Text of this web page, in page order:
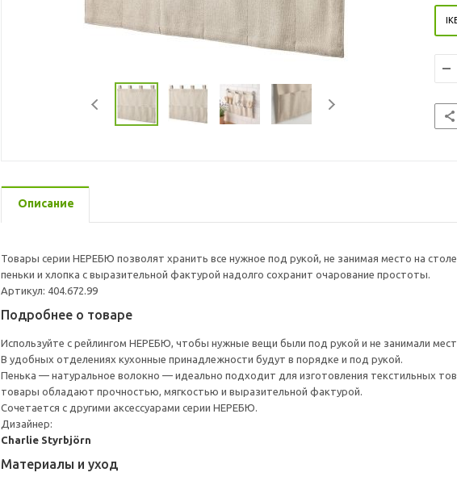
Описание
Товары серии НЕРЕБЮ позволят хранить все нужное под рукой, не занимая место на
пеньки и хлопка с выразительной фактурой надолго сохранит очарование простоты.
Артикул: 404.672.99
Подробнее о товаре
Используйте с рейлингом НЕРЕБЮ, чтобы нужные вещи были под рукой и не занимали
В удобных отделениях кухонные принадлежности будут в порядке и под рукой.
Пенька — натуральное волокно — идеально подходит для изготовления текстильных
товары обладают прочностью, мягкостью и выразительной фактурой.
Сочетается с другими аксессуарами серии НЕРЕБЮ.
Дизайнер:
Charlie Styrbjörn
Материалы и уход